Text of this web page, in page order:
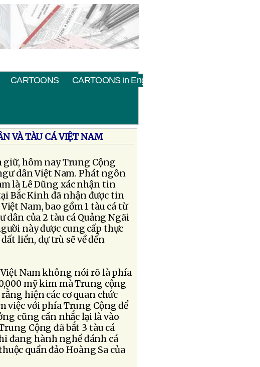
CARTOONS CARTOONS in English
VÀ TÀU CÁ VIỆT NAM
hôm nay Trung Cộng
dân Việt Nam. Phát ngôn
là Lê Dũng xác nhận tin
Bắc Kinh đã nhận được tin
Nam, bao gồm 1 tàu cá từ
dân của 2 tàu cá Quảng Ngãi
này được cung cấp thực
liền, dự trù sẽ về đến
Nam không nói rõ là phía
mỹ kim mà Trung cộng
hiện các cơ quan chức
việc với phía Trung Cộng để
cũng cần nhắc lại là vào
Cộng đã bắt 3 tàu cá
đang hành nghề đánh cá
quần đảo Hoàng Sa của